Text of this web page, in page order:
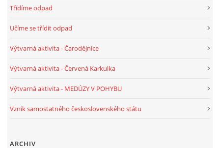
MIKULÁŠ, ČERTI
MASOPUST
VELIKONOCE
Třídíme odpad
Učíme se třídit odpad
Výtvarná aktivita - Čarodějnice
Výtvarná aktivita - Červená Karkulka
Výtvarná aktivita - MEDÚZY V POHYBU
Vznik samostatného československého státu
ARCHIV